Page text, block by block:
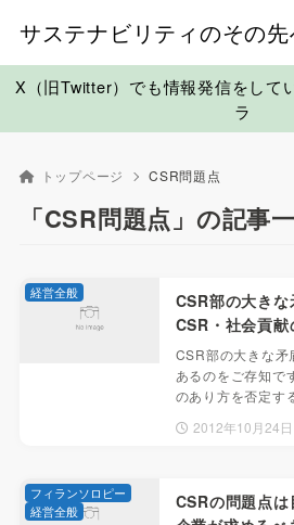
サステナビリティのその
X（旧Twitter）でも情報発信をし
ラ
トップページ CSR問題点
「CSR問題点」の記事
CSR部の大き
CSR・社会貢
CSR部の大きな矛
あるのをご存知で
のあり方を否定す
2012年10月24日
経営全般
CSRの問題点
フィランソロピー
経営全般